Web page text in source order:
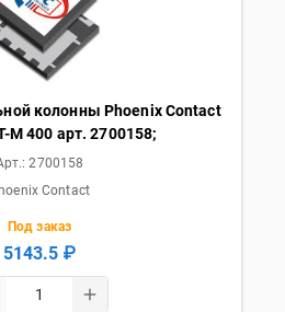
колонны Phoenix Contact
M 400 арт. 2700158;
2700158
Contact
Под заказ
5143.5 ₽